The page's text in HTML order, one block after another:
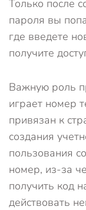
Только после
пароля вы
где введете
получите
Важную роль
играет номер
привязан к
создания
пользования
номер, из-за
получить код
действовать